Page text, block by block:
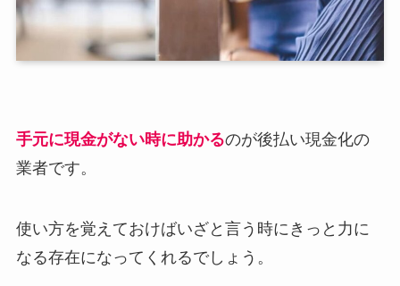
手元に現金がない時に助かるのが後払い現金化の
業者です。
使い方を覚えておけばいざと言う時にきっと力に
なる存在になってくれるでしょう。